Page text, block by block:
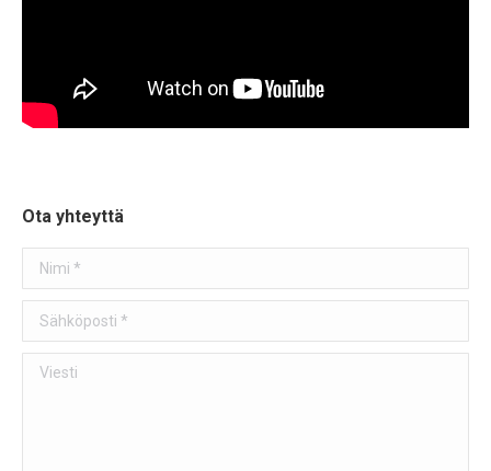
Ota yhteyttä
Nimi *
Sähköposti *
Viesti